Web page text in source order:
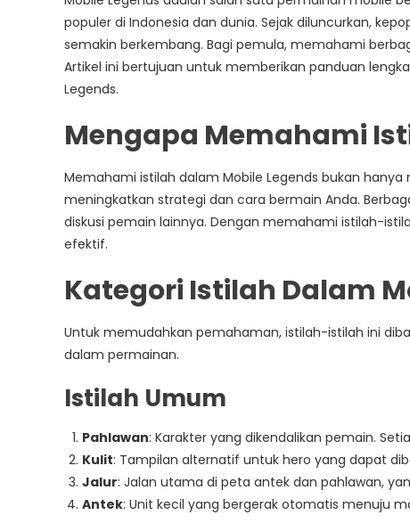
populer di Indonesia dan dunia. Sejak diluncurkan,
semakin berkembang. Bagi pemula, memahami
Artikel ini bertujuan untuk memberikan panduan
Legends.
Mengapa Memahami
Memahami istilah dalam Mobile Legends bukan
meningkatkan strategi dan cara bermain Anda.
diskusi pemain lainnya. Dengan memahami istilah-
efektif.
Kategori Istilah Dalam
Untuk memudahkan pemahaman, istilah-istilah ini
dalam permainan.
Istilah Umum
Pahlawan: Karakter yang dikendalikan pemain.
Kulit: Tampilan alternatif untuk hero yang dapat
Jalur: Jalan utama di peta antek dan pahlawan,
Antek: Unit kecil yang bergerak otomatis menuju